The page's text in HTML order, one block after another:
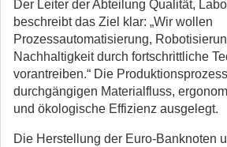
Der Leiter der Abteilung Qualität,
beschreibt das Ziel klar: „Wir wollen
Prozessautomatisierung,
Nachhaltigkeit durch fortschrittliche
vorantreiben.“ Die
durchgängigen Materialfluss,
und ökologische Effizienz ausgelegt.
Die Herstellung der Euro-Banknoten